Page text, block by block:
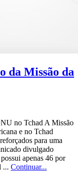
da Missão da
no Tchad A Missão
e no Tchad
para uma
divulgado
apenas 46 por
... Continuar...